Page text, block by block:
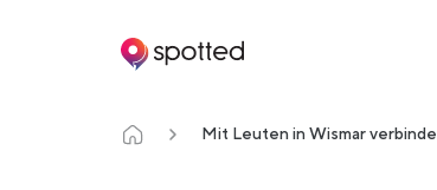
Main navigation
Mit Leuten in Wismar